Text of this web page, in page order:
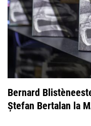
Bernard
Ștefan Bertalan la